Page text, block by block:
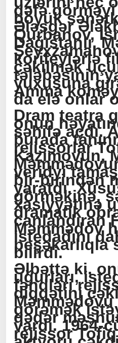
dəfə görməyi
böyük
Ələsgər
Qurbanov,
Dağıstanlı,
korifeylərlə
çəkilmək
tələbəsinin
yuxusuna
Amma
da elə onlar
Dram teatra
onun
səhifə açdı.
burada
rejissorlar
Kazımovun,
veridyi
bir-birindən
yaratdı.
görməkinə,
xasiyyətinə
dramatik
canlandıran
Məmmədov
istedadını
peşəkarlıqla
bilirdi.
Əlbəttə ki,
uğurları,
fəndləri
diqqətini
görəmək
qədər
vardı. 1964-
rejissor Tofiq